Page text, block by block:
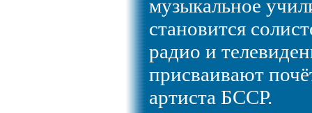
музыкальное
становится
радио и
присваивают
артиста БССР.